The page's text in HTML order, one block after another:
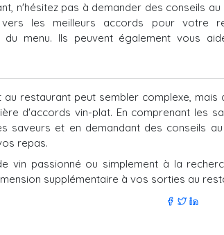
n'hésitez pas à demander des conseils
les meilleurs accords pour votre
du menu. Ils peuvent également vous
restaurant peut sembler complexe,
d'accords vin-plat. En comprenant les
saveurs et en demandant des conseils
repas.
vin passionné ou simplement à la
supplémentaire à vos sorties au